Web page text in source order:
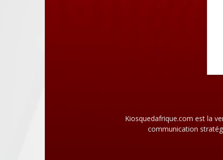
Kiosquedafrique.com est la
communication